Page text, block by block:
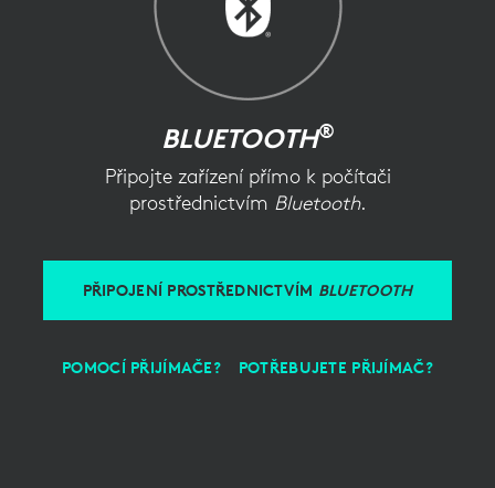
BLUETOOTH®
Připojte zařízení přímo k počítači
prostřednictvím Bluetooth.
PŘIPOJENÍ PROSTŘEDNICTVÍM BLUETOOTH
POMOCÍ PŘIJÍMAČE? POTŘEBUJETE PŘIJÍMAČ?